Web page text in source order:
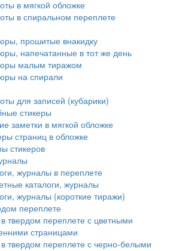
в мягкой обложке
в спиральном переплете
прошитые внакидку
напечатанные в тот же день
малым тиражом
на спирали
для записей (кубарики)
стикеры
заметки в мягкой обложке
страниц в обложке
стикеров
журналы в переплете
каталоги, журналы
журналы (короткие тиражи)
переплете
в твердом переплете с цветными
страницами
в твердом переплете с черно-белыми